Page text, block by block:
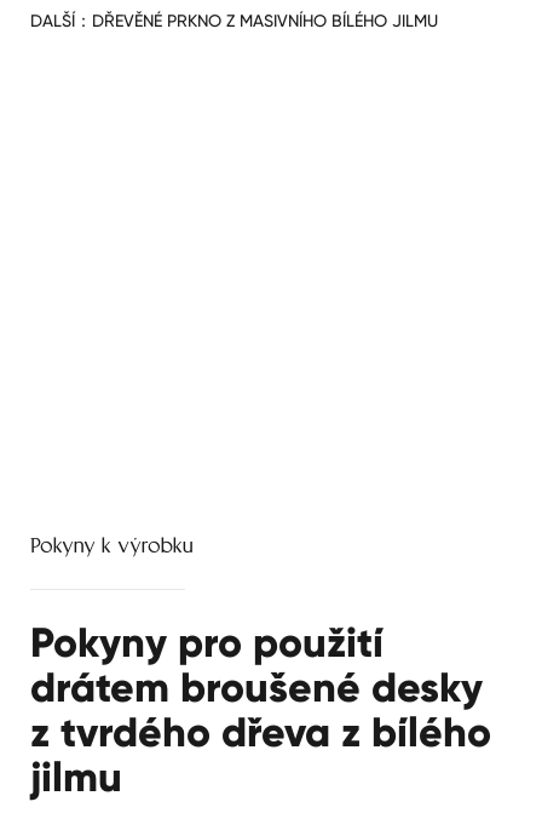
DALŠÍ： DŘEVĚNÉ PRKNO Z MASIVNÍHO BÍLÉHO JILMU
Pokyny k výrobku
Pokyny pro použití
drátem broušené desky
z tvrdého dřeva z bílého
jilmu